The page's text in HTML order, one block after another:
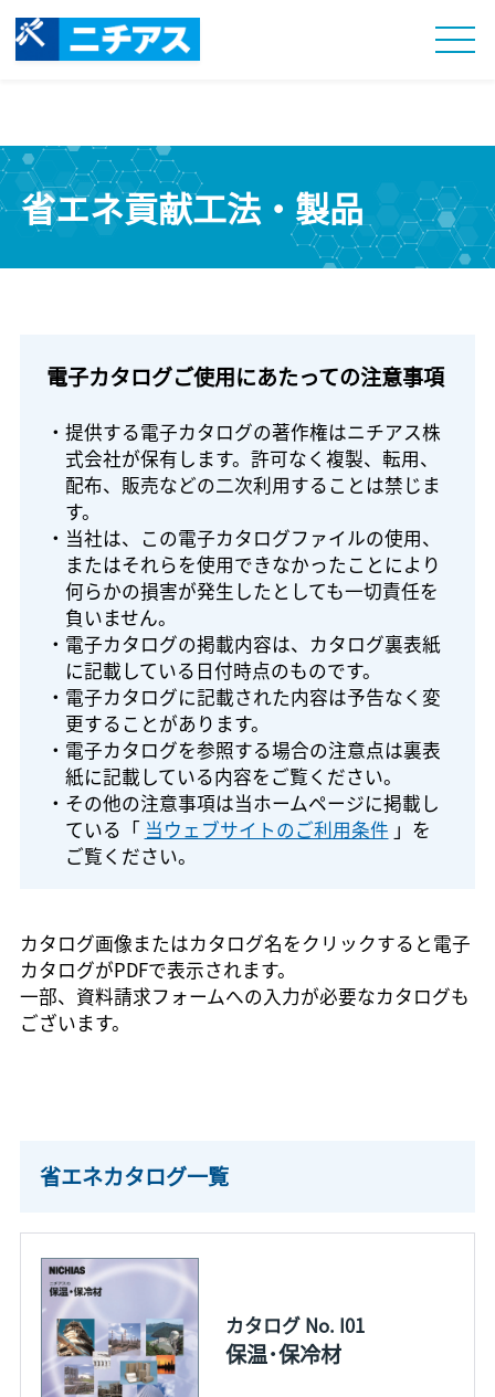
省エネ貢献工法・製品
電子カタログご使用にあたっての注意事項
・提供する電子カタログの著作権はニチアス株
式会社が保有します。許可なく複製、転用、
配布、販売などの二次利用することは禁じま
す。
・当社は、この電子カタログファイルの使用、
またはそれらを使用できなかったことにより
何らかの損害が発生したとしても一切責任を
負いません。
・電子カタログの掲載内容は、カタログ裏表紙
に記載している日付時点のものです。
・電子カタログに記載された内容は予告なく変
更することがあります。
・電子カタログを参照する場合の注意点は裏表
紙に記載している内容をご覧ください。
・その他の注意事項は当ホームページに掲載し
ている「 当ウェブサイトのご利用条件 」を
ご覧ください。
カタログ画像またはカタログ名をクリックすると電子
カタログがPDFで表示されます。
一部、資料請求フォームへの入力が必要なカタログも
ございます。
省エネカタログ一覧
カタログ No. I01
保温･保冷材